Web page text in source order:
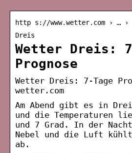
http s://www.wetter.com › … ›
Dreis
Wetter Dreis:
Prognose
Wetter Dreis: 7-Tage
wetter.com
Am Abend gibt es in
und die Temperaturen
und 7 Grad. In der
Nebel und die Luft
ab.